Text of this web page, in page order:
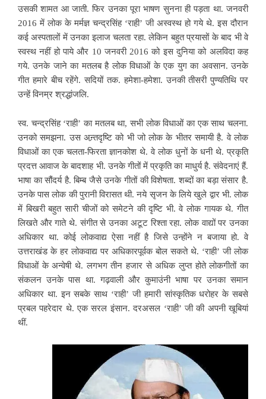
उसकी शामत आ जाती. फिर उनका पूरा भाषण सुनना ही पड़ता था. जनवरी
2016 में लोक के मर्मज्ञ चन्द्रसिंह ‘राही’ जी अस्वस्थ हो गये थे. इस दौरान
कई अस्पतालों में उनका इलाज चलता रहा. लेकिन बहुत प्रयासों के बाद भी वे
स्वस्थ नहीं हो पाये और 10 जनवरी 2016 को इस दुनिया को अलविदा कह
गये. उनके जाने का मतलब है लोक विधाओं के एक युग का अवसान. उनके
गीत हमारे बीच रहेंगे. सदियों तक. हमेशा-हमेशा. उनकी तीसरी पुण्यतिथि पर
उन्हें विनम्र श्रद्धांजलि.
स्व. चन्द्रसिंह ‘राही’ का मतलब था, सभी लोक विधाओं का एक साथ चलना.
उनको समझना. उस अन्र्तदृष्टि को भी जो लोक के भीतर समायी है. वे लोक
विधाओं का एक चलता-फिरता ज्ञानकोश थे. वे लोक धुनों के धनी थे. प्रकृति
प्रदत्त आवाज के बादशाह भी. उनके गीतों में प्रकृति का माधुर्य है. संवेदनाएं हैं.
भाषा का सौंदर्य है. बिम्ब जैसे उनके गीतों की विशेषता. शब्दों का बड़ा संसार है.
उनके पास लोक की पुरानी विरासत थी. नये सृजन के लिये खुले द्वार भी. लोक
में बिखरी बहुत सारी चीजों को समेटने की दृष्टि भी. वे लोक गायक थे. गीत
लिखते और गाते थे. संगीत से उनका अटूट रिश्ता रहा. लोक वाद्यों पर उनका
अधिकार था. कोई लोकवाद्य ऐसा नहीं है जिसे उन्होंने न बजाया हो. वे
उत्तराखंड के हर लोकवाद्य पर अधिकारपूर्वक बोल सकते थे. ‘राही’ जी लोक
विधाओं के अन्वेषी थे. लगभग तीन हजार से अधिक लुप्त होते लोकगीतों का
संकलन उनके पास था. गढ़वाली और कुमाउंनी भाषा पर उनका समान
अधिकार था. इन सबके साथ ‘राही’ जी हमारी सांस्कृतिक धरोहर के सबसे
प्रबल पहरेदार थे. एक सरल इंसान. दरअसल ‘राही’ जी की अपनी खूबियां
थीं.